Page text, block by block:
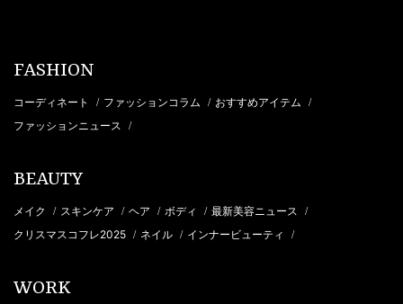
FASHION
コーディネート / ファッションコラム / おすすめアイテム /
ファッションニュース /
BEAUTY
メイク / スキンケア / ヘア / ボディ / 最新美容ニュース /
クリスマスコフレ2025 / ネイル / インナービューティ /
WORK